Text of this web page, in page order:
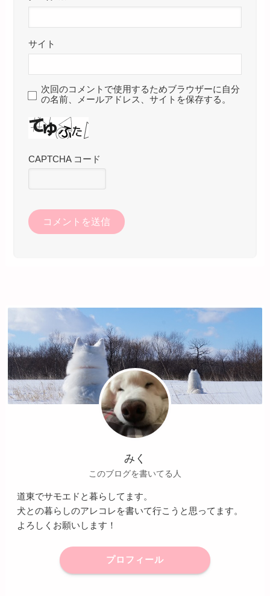
サイト
次回のコメントで使用するためブラウザーに自分
の名前、メールアドレス、サイトを保存する。
CAPTCHA コード
みく
このブログを書いてる人
道東でサモエドと暮らしてます。
犬との暮らしのアレコレを書いて行こうと思ってます。
よろしくお願いします！
プロフィール